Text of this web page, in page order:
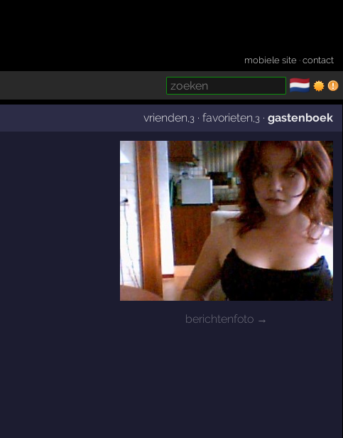
mobiele site ·contact
🇳🇱
vrienden ,3 ·favorieten ,3 ·gastenboek
berichtenfoto →